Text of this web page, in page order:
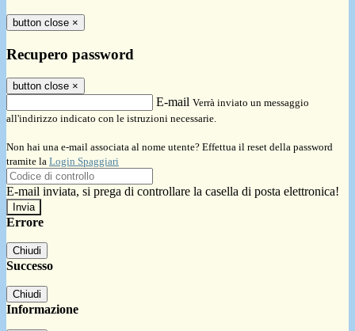
button close ×
Recupero password
button close ×
E-mail Verrà inviato un messaggio
all'indirizzo indicato con le istruzioni necessarie.
Non hai una e-mail associata al nome utente? Effettua il reset della password
tramite la Login Spaggiari
E-mail inviata, si prega di controllare la casella di posta elettronica!
Errore
Chiudi
Successo
Chiudi
Informazione